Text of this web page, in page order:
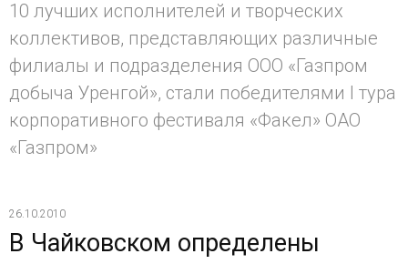
10 лучших исполнителей и творческих
коллективов, представляющих различные
филиалы и подразделения ООО «Газпром
добыча Уренгой», стали победителями I тура
корпоративного фестиваля «Факел» ОАО
«Газпром»
26.10.2010
В Чайковском определены